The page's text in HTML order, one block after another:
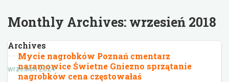
Monthly Archives: wrzesień 2018
Archives
wrzesień 2024
Mycie nagrobków Poznań cmentarz
naramowice Świetne Gniezno sprzątanie
nagrobków cena częstowałaś